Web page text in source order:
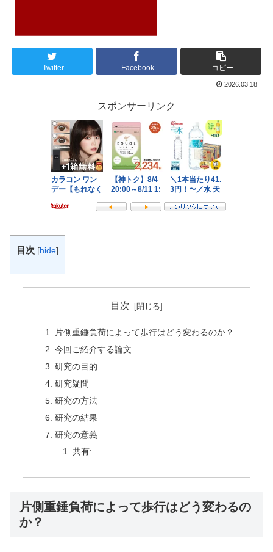
Twitter Facebook コピー
2026.03.18
スポンサーリンク
目次 [hide]
目次
片側重錘負荷によって歩行はどう変わるのか？
今回ご紹介する論文
研究の目的
研究疑問
研究の方法
研究の結果
研究の意義
共有:
片側重錘負荷によって歩行はどう変わるの
か？